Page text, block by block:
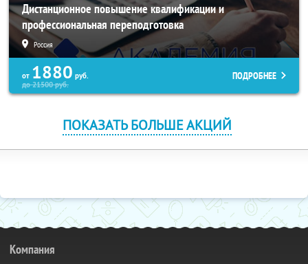
Дистанционное повышение квалификации и
профессиональная переподготовка
Россия
от 1880 руб.
до21500руб.
ПОДРОБНЕЕ
ПОКАЗАТЬ БОЛЬШЕ АКЦИЙ
Компания